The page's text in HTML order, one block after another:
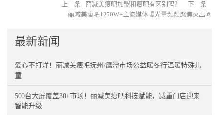
上一条 丽减美瘦吧加盟和瘦吧有区别吗？
下一条
丽减美瘦吧1270W+主流媒体曝光量频频聚焦火出圈
最新新闻
爱心不打烊！丽减美瘦吧抚州/鹰潭市场公益暖冬行温暖特殊儿
童
500台大屏覆盖30+市场！丽减美瘦吧科技赋能，减重门店迎来
智能升级